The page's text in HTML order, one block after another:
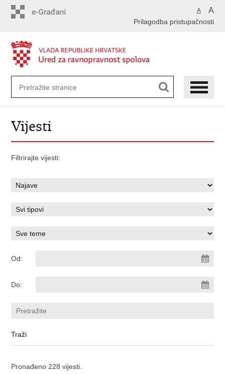
A A
Prilagodba pristupačnosti
Vijesti
Filtrirajte vijesti:
Od:
Do:
Pronađeno 228 vijesti.